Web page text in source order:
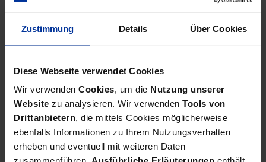
Zustimmung Details Über Cookies
Diese Webseite verwendet Cookies
Wir verwenden Cookies, um die Nutzung unserer
Website zu analysieren. Wir verwenden Tools von
Drittanbietern, die mittels Cookies möglicherweise
ebenfalls Informationen zu Ihrem Nutzungsverhalten
erheben und eventuell mit weiteren Daten
Villa Buenavista in Mijas
Annehmlichkeiten und natürlicher Schönheit und bietet ein
Höchstmaß an Komfort und Stil. Preis: 1.300.000 Euro